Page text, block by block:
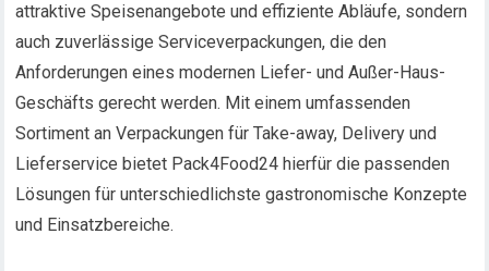
attraktive Speisenangebote und effiziente Abläufe, sondern
auch zuverlässige Serviceverpackungen, die den
Anforderungen eines modernen Liefer- und Außer-Haus-
Geschäfts gerecht werden. Mit einem umfassenden
Sortiment an Verpackungen für Take-away, Delivery und
Lieferservice bietet Pack4Food24 hierfür die passenden
Lösungen für unterschiedlichste gastronomische Konzepte
und Einsatzbereiche.